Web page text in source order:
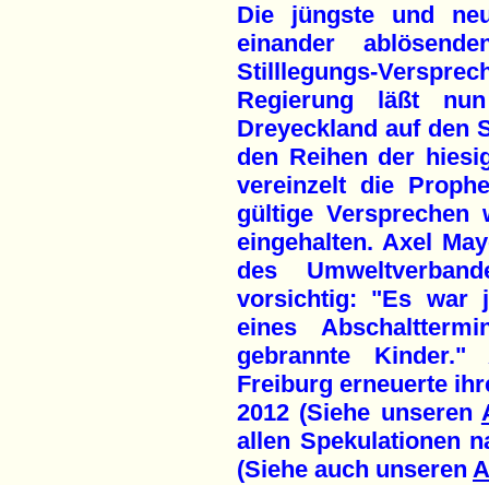
Die jüngste und
einander
Stilllegungs-
Regierung läßt
Dreyeckland auf den
den Reihen der
vereinzelt die
gültige Versprechen
eingehalten. Axel
des
vorsichtig: "Es war
eines
gebrannte Kinder."
Freiburg erneuerte
2012 (Siehe unseren
allen Spekulationen
(Siehe auch unseren